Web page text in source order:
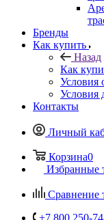
Бренды
Как купить
Назад
Как
Условия
Условия
Контакты
Личный
Корзина0
Избранные
Сравнение
+7 800 250-